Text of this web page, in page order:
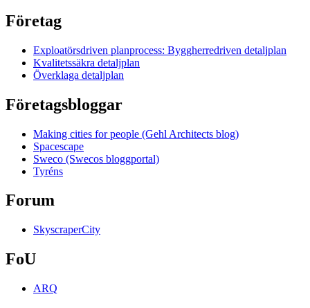
Företag
Exploatörsdriven planprocess: Byggherredriven detaljplan
Kvalitetssäkra detaljplan
Överklaga detaljplan
Företagsbloggar
Making cities for people (Gehl Architects blog)
Spacescape
Sweco (Swecos bloggportal)
Tyréns
Forum
SkyscraperCity
FoU
ARQ